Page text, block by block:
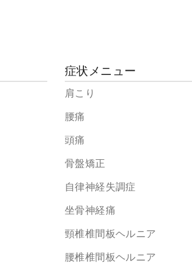
症状メニュー
肩こり
腰痛
頭痛
骨盤矯正
自律神経失調症
坐骨神経痛
頸椎椎間板ヘルニア
腰椎椎間板ヘルニア